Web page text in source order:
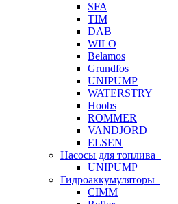
SFA
TIM
DAB
WILO
Belamos
Grundfos
UNIPUMP
WATERSTRY
Hoobs
ROMMER
VANDJORD
ELSEN
Насосы для топлива
UNIPUMP
Гидроаккумуляторы
CIMM